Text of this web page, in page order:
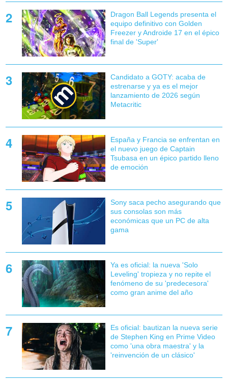
Dragon Ball Legends presenta el
equipo definitivo con Golden
Freezer y Androide 17 en el épico
final de 'Super'
Candidato a GOTY: acaba de
estrenarse y ya es el mejor
lanzamiento de 2026 según
Metacritic
España y Francia se enfrentan en
el nuevo juego de Captain
Tsubasa en un épico partido lleno
de emoción
Sony saca pecho asegurando que
sus consolas son más
económicas que un PC de alta
gama
Ya es oficial: la nueva 'Solo
Leveling' tropieza y no repite el
fenómeno de su 'predecesora'
como gran anime del año
Es oficial: bautizan la nueva serie
de Stephen King en Prime Video
como 'una obra maestra' y la
'reinvención de un clásico'